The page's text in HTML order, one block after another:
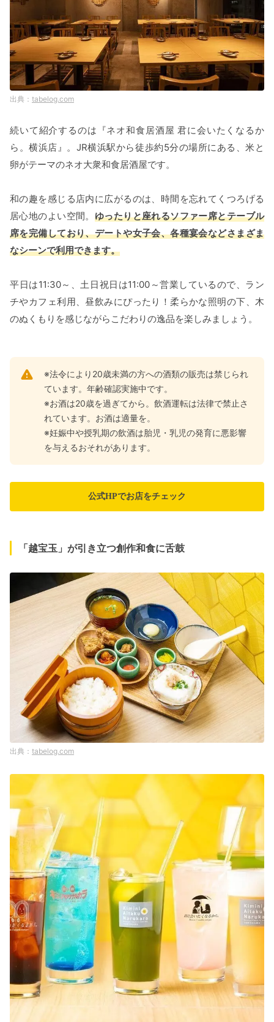
tabelog.com
続いて紹介するのは『ネオ和食居酒屋 君に会いたくなるか
ら。横浜店』。JR横浜駅から徒歩約5分の場所にある、米と
卵がテーマのネオ大衆和食居酒屋です。
和の趣を感じる店内に広がるのは、時間を忘れてくつろげる
居心地のよい空間。 ゆったりと座れるソファー席とテーブル
席を完備しており、デートや女子会、各種宴会などさまざま
なシーンで利用できます。
平日は11:30～、土日祝日は11:00～営業しているので、ラン
チやカフェ利用、昼飲みにぴったり！柔らかな照明の下、木
のぬくもりを感じながらこだわりの逸品を楽しみましょう。
※法令により20歳未満の方への酒類の販売は禁じられ
ています。年齢確認実施中です。
※お酒は20歳を過ぎてから。飲酒運転は法律で禁止さ
れています。お酒は適量を。
※妊娠中や授乳期の飲酒は胎児・乳児の発育に悪影響
を与えるおそれがあります。
公式HPでお店をチェック
「越宝玉」が引き立つ創作和食に舌鼓
tabelog.com